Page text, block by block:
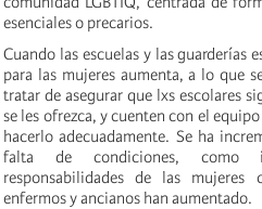
esenciales o precarios.
Cuando las escuelas y las guarderías
para las mujeres aumenta, a lo que
tratar de asegurar que lxs escolares
se les ofrezca, y cuenten con el
hacerlo adecuadamente. Se ha
falta de condiciones, como
responsabilidades de las mujeres
enfermos y ancianos han aumentado.